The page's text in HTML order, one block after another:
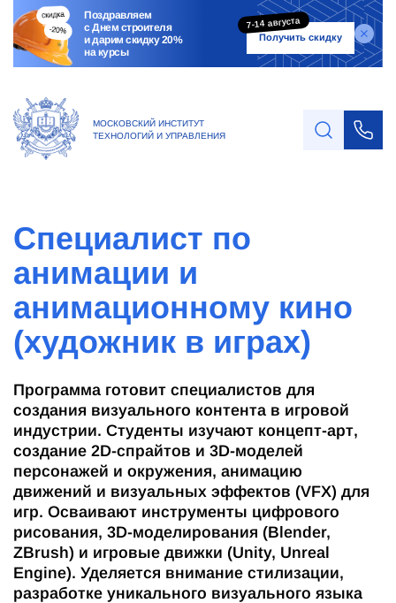
Поздравляем
с Днем строителя
и дарим скидку 20%
на курсы
7-14 августа
Получить скидку
МОСКОВСКИЙ ИНСТИТУТ
ТЕХНОЛОГИЙ И УПРАВЛЕНИЯ
Специалист по
анимации и
анимационному кино
(художник в играх)
Программа готовит специалистов для
создания визуального контента в игровой
индустрии. Студенты изучают концепт-арт,
создание 2D-спрайтов и 3D-моделей
персонажей и окружения, анимацию
движений и визуальных эффектов (VFX) для
игр. Осваивают инструменты цифрового
рисования, 3D-моделирования (Blender,
ZBrush) и игровые движки (Unity, Unreal
Engine). Уделяется внимание стилизации,
разработке уникального визуального языка